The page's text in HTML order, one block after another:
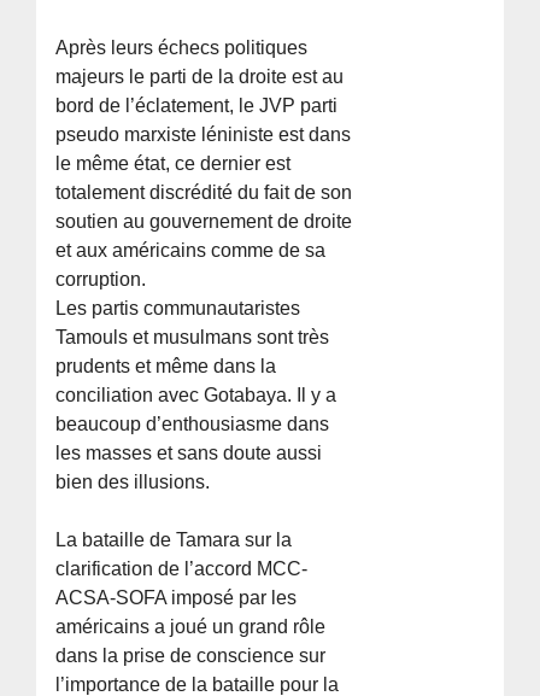
Après leurs échecs politiques
majeurs le parti de la droite est au
bord de l’éclatement, le JVP parti
pseudo marxiste léniniste est dans
le même état, ce dernier est
totalement discrédité du fait de son
soutien au gouvernement de droite
et aux américains comme de sa
corruption.
Les partis communautaristes
Tamouls et musulmans sont très
prudents et même dans la
conciliation avec Gotabaya. Il y a
beaucoup d’enthousiasme dans
les masses et sans doute aussi
bien des illusions.
La bataille de Tamara sur la
clarification de l’accord MCC-
ACSA-SOFA imposé par les
américains a joué un grand rôle
dans la prise de conscience sur
l’importance de la bataille pour la